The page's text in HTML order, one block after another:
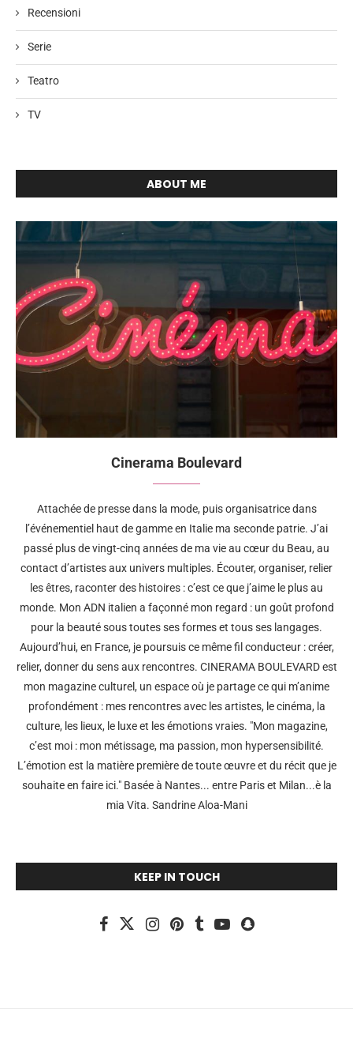
Recensioni
Serie
Teatro
TV
ABOUT ME
Cinerama Boulevard
Attachée de presse dans la mode, puis organisatrice dans
l’événementiel haut de gamme en Italie ma seconde patrie. J’ai
passé plus de vingt-cinq années de ma vie au cœur du Beau, au
contact d’artistes aux univers multiples. Écouter, organiser, relier
les êtres, raconter des histoires : c’est ce que j’aime le plus au
monde. Mon ADN italien a façonné mon regard : un goût profond
pour la beauté sous toutes ses formes et tous ses langages.
Aujourd’hui, en France, je poursuis ce même fil conducteur : créer,
relier, donner du sens aux rencontres. CINERAMA BOULEVARD est
mon magazine culturel, un espace où je partage ce qui m’anime
profondément : mes rencontres avec les artistes, le cinéma, la
culture, les lieux, le luxe et les émotions vraies. "Mon magazine,
c’est moi : mon métissage, ma passion, mon hypersensibilité.
L’émotion est la matière première de toute œuvre et du récit que je
souhaite en faire ici." Basée à Nantes... entre Paris et Milan...è la
mia Vita. Sandrine Aloa-Mani
KEEP IN TOUCH